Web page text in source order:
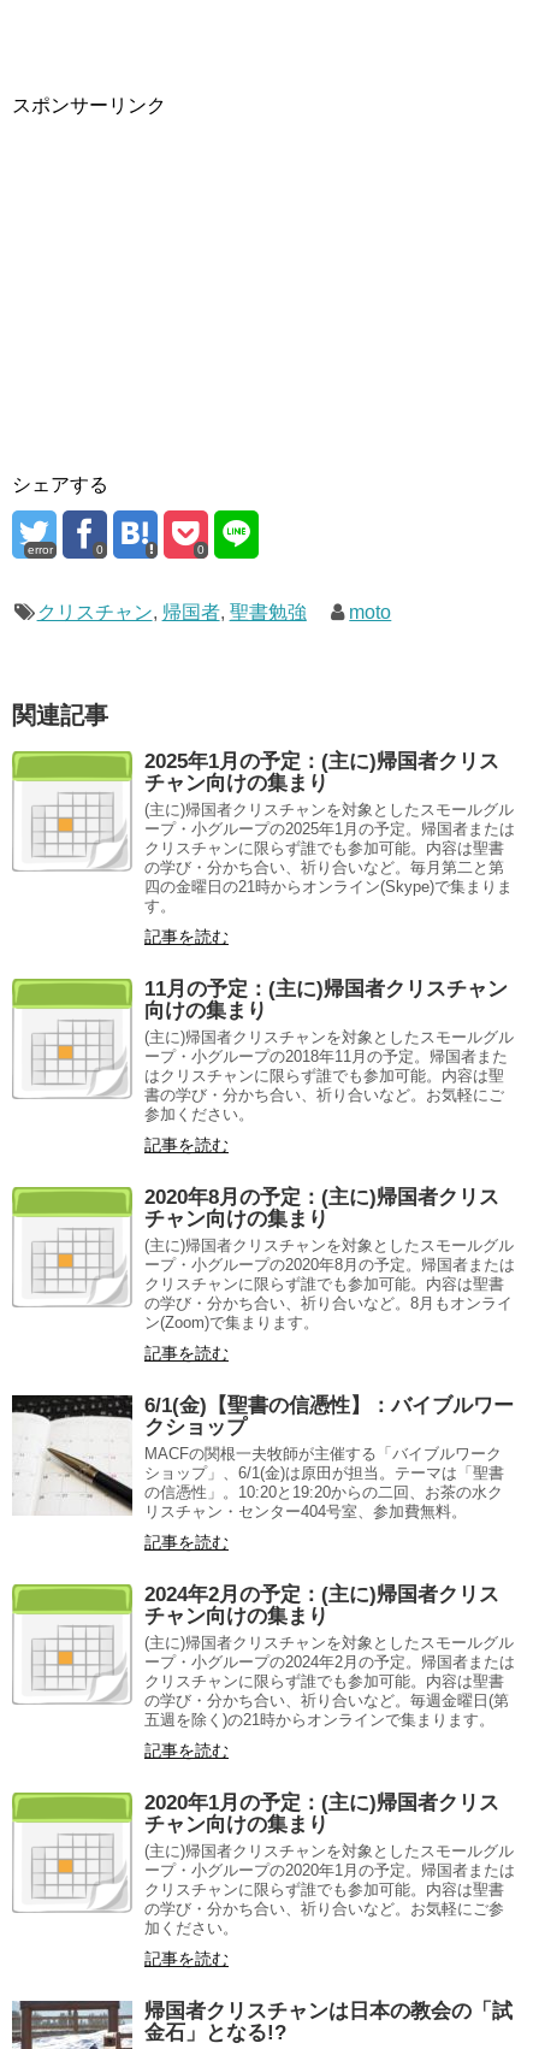
スポンサーリンク
シェアする
error 0 0
クリスチャン, 帰国者, 聖書勉強 moto
関連記事
2025年1月の予定：(主に)帰国者クリス
チャン向けの集まり
(主に)帰国者クリスチャンを対象としたスモールグル
ープ・小グループの2025年1月の予定。帰国者または
クリスチャンに限らず誰でも参加可能。内容は聖書
の学び・分かち合い、祈り合いなど。毎月第二と第
四の金曜日の21時からオンライン(Skype)で集まりま
す。
記事を読む
11月の予定：(主に)帰国者クリスチャン
向けの集まり
(主に)帰国者クリスチャンを対象としたスモールグル
ープ・小グループの2018年11月の予定。帰国者また
はクリスチャンに限らず誰でも参加可能。内容は聖
書の学び・分かち合い、祈り合いなど。お気軽にご
参加ください。
記事を読む
2020年8月の予定：(主に)帰国者クリス
チャン向けの集まり
(主に)帰国者クリスチャンを対象としたスモールグル
ープ・小グループの2020年8月の予定。帰国者または
クリスチャンに限らず誰でも参加可能。内容は聖書
の学び・分かち合い、祈り合いなど。8月もオンライ
ン(Zoom)で集まります。
記事を読む
6/1(金)【聖書の信憑性】：バイブルワー
クショップ
MACFの関根一夫牧師が主催する「バイブルワーク
ショップ」、6/1(金)は原田が担当。テーマは「聖書
の信憑性」。10:20と19:20からの二回、お茶の水ク
リスチャン・センター404号室、参加費無料。
記事を読む
2024年2月の予定：(主に)帰国者クリス
チャン向けの集まり
(主に)帰国者クリスチャンを対象としたスモールグル
ープ・小グループの2024年2月の予定。帰国者または
クリスチャンに限らず誰でも参加可能。内容は聖書
の学び・分かち合い、祈り合いなど。毎週金曜日(第
五週を除く)の21時からオンラインで集まります。
記事を読む
2020年1月の予定：(主に)帰国者クリス
チャン向けの集まり
(主に)帰国者クリスチャンを対象としたスモールグル
ープ・小グループの2020年1月の予定。帰国者または
クリスチャンに限らず誰でも参加可能。内容は聖書
の学び・分かち合い、祈り合いなど。お気軽にご参
加ください。
記事を読む
帰国者クリスチャンは日本の教会の「試
金石」となる!?